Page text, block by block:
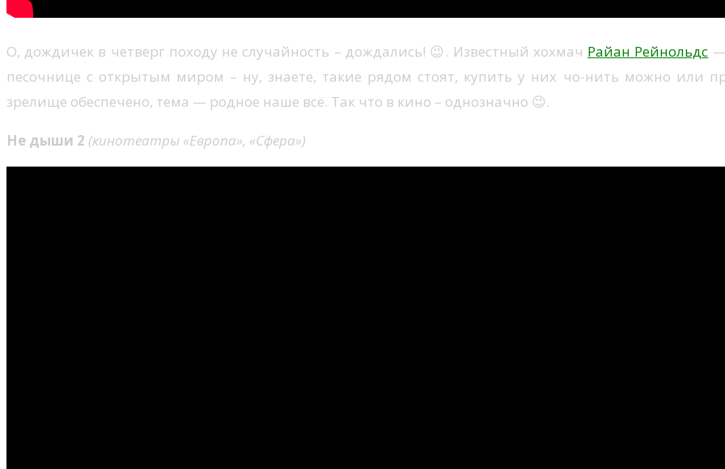
О, дождичек в четверг походу не случайность – дождались! 😉. Известный хохмач Райан Рейнольдс
песочнице с открытым миром – ну, знаете, такие рядом стоят, купить у них чо-нить можно или
зрелище обеспечено, тема — родное наше всё. Так что в кино – однозначно 😉.
Не дыши 2 (кинотеатры «Европа», «Сфера»)